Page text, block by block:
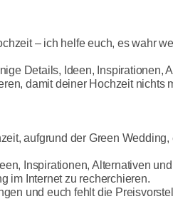
– ich helfe euch, es wahr
Details, Ideen, Inspirationen,
damit deiner Hochzeit nichts
aufgrund der Green Wedding,
Inspirationen, Alternativen
im Internet zu recherchieren.
und euch fehlt die